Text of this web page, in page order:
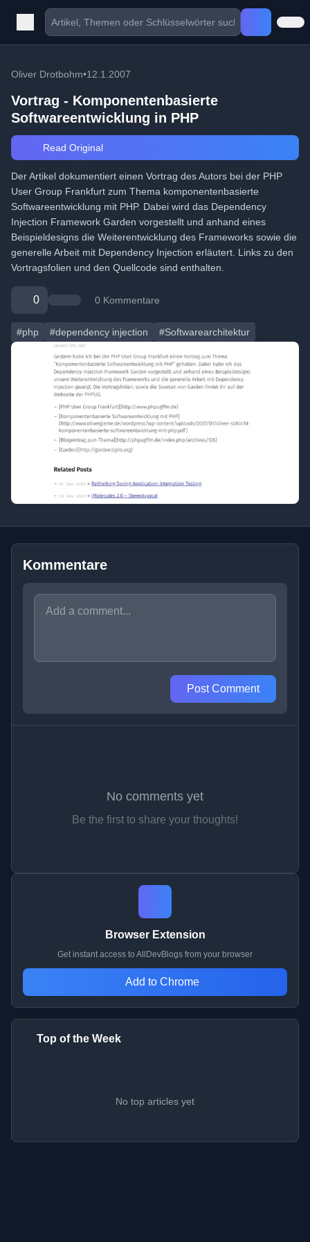
Oliver Drotbohm•12.1.2007
Vortrag - Komponentenbasierte
Softwareentwicklung in PHP
Read Original
Der Artikel dokumentiert einen Vortrag des Autors bei der PHP
User Group Frankfurt zum Thema komponentenbasierte
Softwareentwicklung mit PHP. Dabei wird das Dependency
Injection Framework Garden vorgestellt und anhand eines
Beispieldesigns die Weiterentwicklung des Frameworks sowie die
generelle Arbeit mit Dependency Injection erläutert. Links zu den
Vortragsfolien und den Quellcode sind enthalten.
0 0 Kommentare
#php #dependency injection #Softwarearchitektur
Kommentare
Post Comment
No comments yet
Be the first to share your thoughts!
Browser Extension
Get instant access to AllDevBlogs from your browser
Add to Chrome
Top of the Week
No top articles yet